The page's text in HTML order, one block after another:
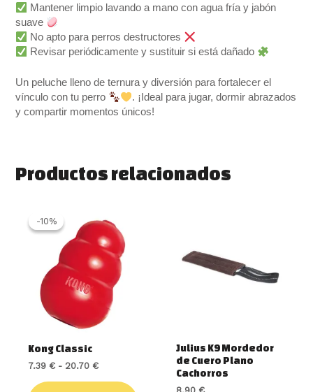
Mantener limpio lavando a mano con agua fría y jabón
suave
No apto para perros destructores
Revisar periódicamente y sustituir si está dañado
Un peluche lleno de ternura y diversión para fortalecer el
vínculo con tu perro
. ¡Ideal para jugar, dormir abrazados
y compartir momentos únicos!
Productos relacionados
-10%
-10%
Kong Classic
7.39 € - 20.70 €
precios:
desde
7.39 €
hasta
20.70 €
variantes.
Julius K9 Mordedor
de Cuero Plano
Cachorros